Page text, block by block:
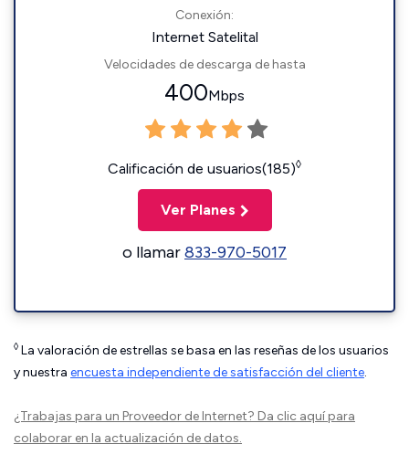
Conexión:
Internet Satelital
Velocidades de descarga de hasta
400Mbps
Calificación de usuarios(185)◊
Ver Planes
o llamar833-970-5017
◊ La valoración de estrellas se basa en las reseñas de los usuarios
y nuestra encuesta independiente de satisfacción del cliente.
¿Trabajas para un Proveedor de Internet? Da clic aquípara
colaborar en la actualización de datos.